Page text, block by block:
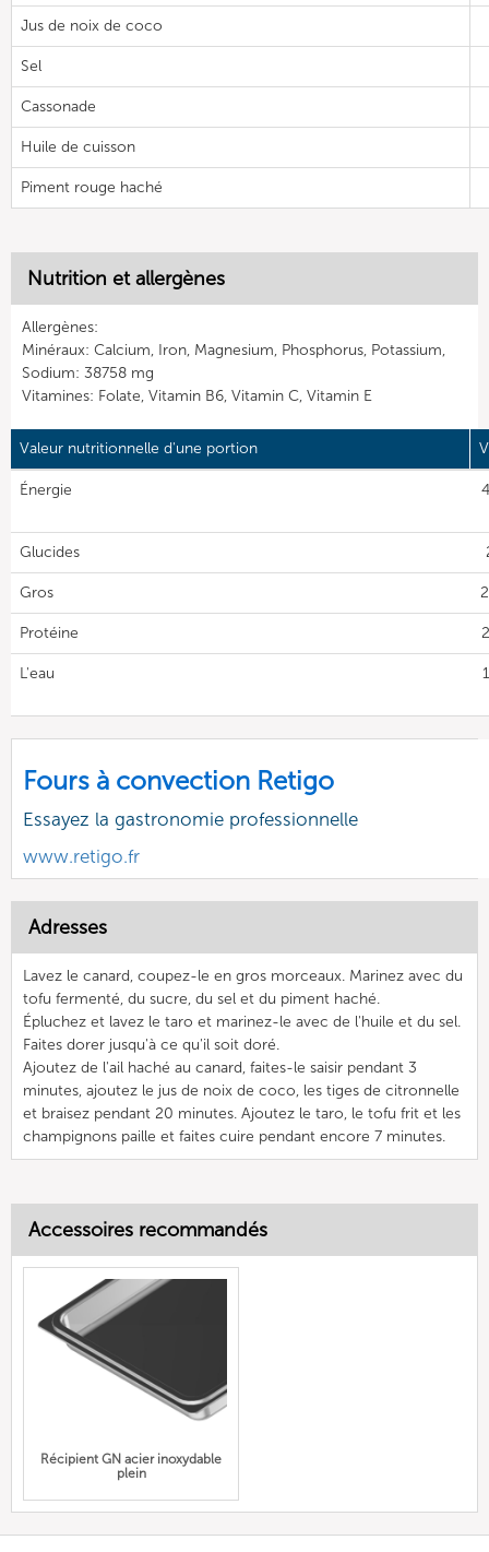
Jus de noix de coco
Sel
Cassonade
Huile de cuisson
Piment rouge haché
Nutrition et allergènes
Allergènes:
Minéraux: Calcium, Iron, Magnesium, Phosphorus, Potassium,
Sodium: 38758 mg
Vitamines: Folate, Vitamin B6, Vitamin C, Vitamin E
Valeur nutritionnelle d'une portion
Énergie
Glucides
Gros
Protéine
L'eau
Fours à convection Retigo
Essayez la gastronomie professionnelle
www.retigo.fr
Adresses
Lavez le canard, coupez-le en gros morceaux. Marinez avec du
tofu fermenté, du sucre, du sel et du piment haché.
Épluchez et lavez le taro et marinez-le avec de l'huile et du sel.
Faites dorer jusqu'à ce qu'il soit doré.
Ajoutez de l'ail haché au canard, faites-le saisir pendant 3
minutes, ajoutez le jus de noix de coco, les tiges de citronnelle
et braisez pendant 20 minutes. Ajoutez le taro, le tofu frit et les
champignons paille et faites cuire pendant encore 7 minutes.
Accessoires recommandés
Récipient GN acier inoxydable
plein